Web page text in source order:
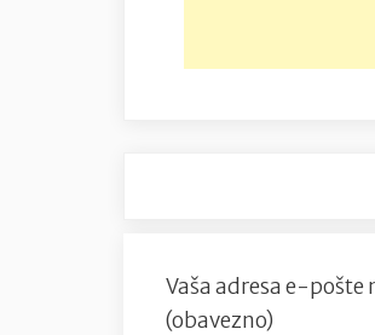
Vaša adresa e-pošte
(obavezno)